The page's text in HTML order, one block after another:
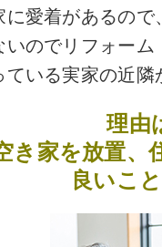
愛着があるので
のでリフォーム
いる実家の近隣
理由
き家を放置、
良いこ